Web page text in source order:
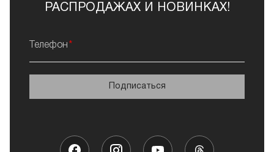
РАСПРОДАЖАХ И НОВИНКАХ!
Телефон
Подписаться